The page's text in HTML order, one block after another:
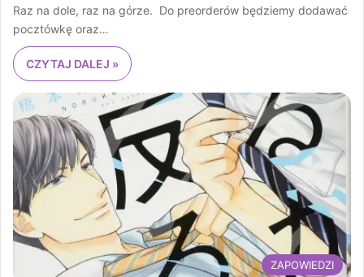
Raz na dole, raz na górze. Do preorderów będziemy dodawać
pocztówkę oraz…
CZYTAJ DALEJ »
ZAPOWIEDZI